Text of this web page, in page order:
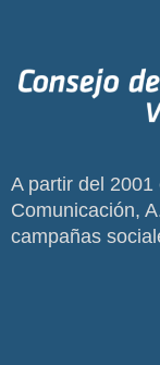
A partir del
Comunicación,
campañas